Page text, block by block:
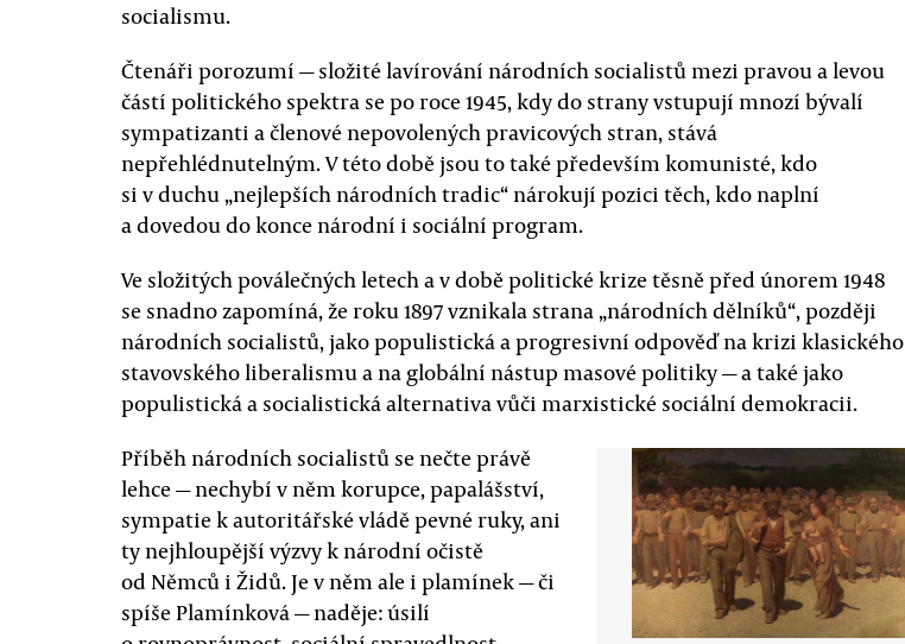
socialismu.
Čtenáři porozumí — složité lavírování národních socialistů mezi pravou a levou
částí politického spektra se po roce 1945, kdy do strany vstupují mnozí bývalí
sympatizanti a členové nepovolených pravicových stran, stává
nepřehlédnutelným. V této době jsou to také především komunisté, kdo
si v duchu „nejlepších národních tradic“ nárokují pozici těch, kdo naplní
a dovedou do konce národní i sociální program.
Ve složitých poválečných letech a v době politické krize těsně před únorem 1948
se snadno zapomíná, že roku 1897 vznikala strana „národních dělníků“, později
národních socialistů, jako populistická a progresivní odpověď na krizi klasického
stavovského liberalismu a na globální nástup masové politiky — a také jako
populistická a socialistická alternativa vůči marxistické sociální demokracii.
Příběh národních socialistů se nečte právě
lehce — nechybí v něm korupce, papalášství,
sympatie k autoritářské vládě pevné ruky, ani
ty nejhloupější výzvy k národní očistě
od Němců i Židů. Je v něm ale i plamínek — či
spíše Plamínková — naděje: úsilí